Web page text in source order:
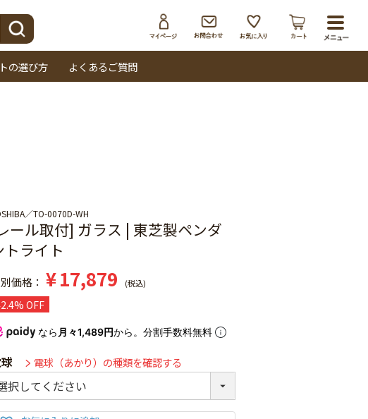
検索
の選び方 よくあるご質問
TO-0070D-WH
ール取付] ガラス | 東芝製ペンダ
トライト
価格 ¥17,879 税込
OFF
なら 月々1,489円から。分割手数料無料
電球（あかり）の種類を確認する